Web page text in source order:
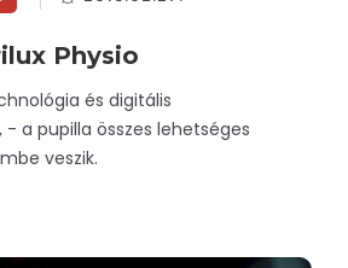
Physio
és digitális
a pupilla összes lehetséges
veszik.